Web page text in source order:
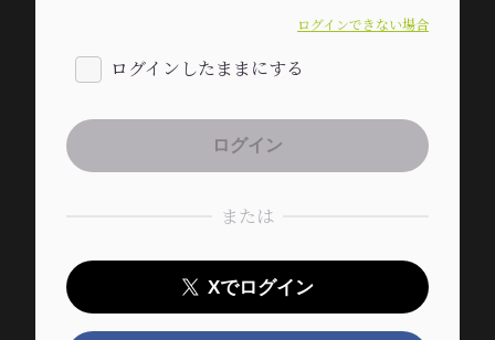
ログインできない場合
ログインしたままにする
または
Xでログイン